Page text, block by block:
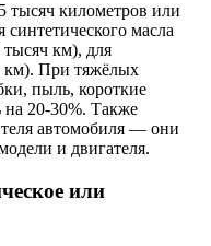
километров или
масла
км), для
км). При тяжёлых
пыль, короткие
на 20-30%. Также
автомобиля — они
и двигателя.
или